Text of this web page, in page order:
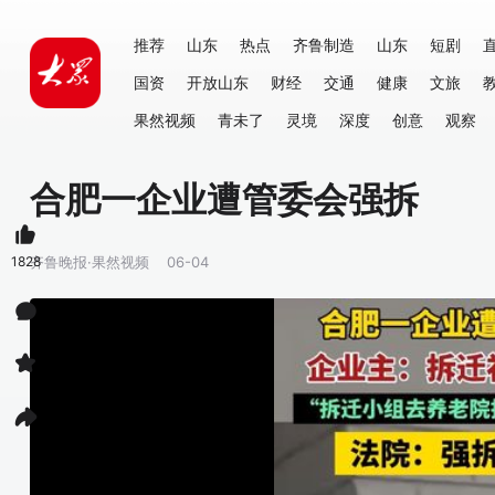
推荐 山东 热点 齐鲁制造 山东 短剧
国资
开放山东 财经 交通 健康 文旅
果然视频
青未了 灵境 深度 创意 观察
合肥一企业遭管委会强拆
齐鲁晚报·果然视频 06-04
1828